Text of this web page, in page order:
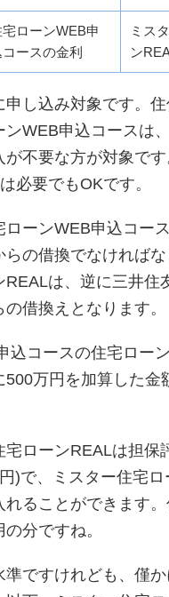
ローンWEB申
ースの金利
ミス
ン
し込み対象です。住
ンWEB申込コースは
が不要な方が対象で
必要でもOKです。
ローンWEB申込コー
の借換でなければな
REALは、逆に三井住
借換えとなります。
込コースの住宅ロー
500万円を加算した金
ローンREALは担保
)で、ミスター住宅
れることができます
分ですね。
準ですけれども、僅